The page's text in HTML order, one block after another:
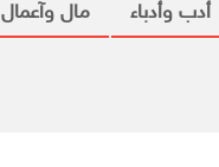
مال وآعمال أدب وأدباء